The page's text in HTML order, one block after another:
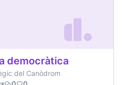
democràtica
del Canòdrom